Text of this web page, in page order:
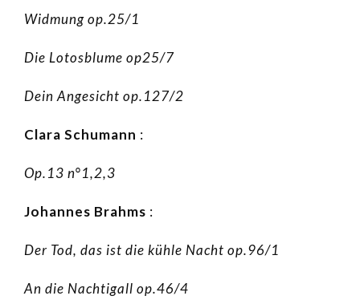
Widmung op.25/1
Die Lotosblume op25/7
Dein Angesicht op.127/2
Clara Schumann :
Op.13 n°1,2,3
Johannes Brahms :
Der Tod, das ist die kühle Nacht op.96/1
An die Nachtigall op.46/4